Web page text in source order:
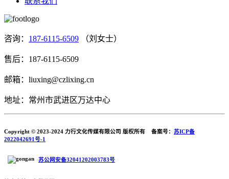
咨询： 187-6115-6509 （刘女士）
售后：187-6115-6509
邮箱：liuxing@czlixing.cn
地址：常州市武进区万达中心
Copyright © 2023-2024 力行文化传媒有限公司 版权所有 备案号： 苏ICP备
2022042691号-1
苏公网安备32041202003783号